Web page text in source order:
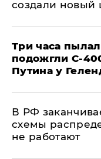
создали новый
Три часа
подожгли С-
Путина у
​В РФ
схемы
не работают